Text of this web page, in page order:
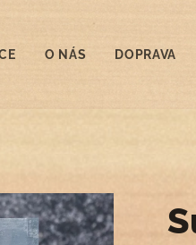
O NÁS DOPRAVA